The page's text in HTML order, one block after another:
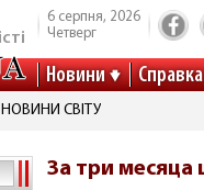
6 серпня, 2026
Четверг
Новини Справка
НОВИНИ СВІТУ
За три месяца